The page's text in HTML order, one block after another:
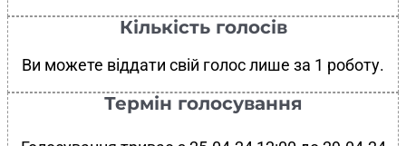
Кількість голосів
Ви можете віддати свій голос лише за 1 роботу.
Термін голосування